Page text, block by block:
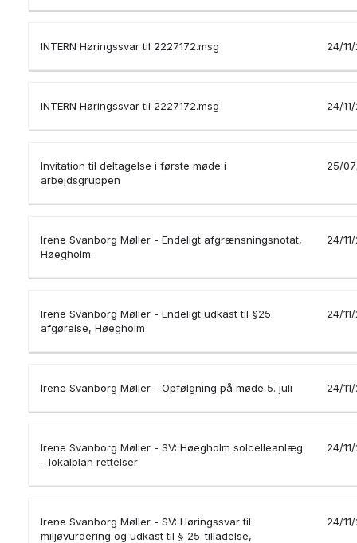
INTERN Høringssvar til 2227172.msg 24/
INTERN Høringssvar til 2227172.msg 24/
Invitation til deltagelse i første møde i
arbejdsgruppen
25/
Irene Svanborg Møller - Endeligt afgrænsningsnotat,
Høegholm
24/
Irene Svanborg Møller - Endeligt udkast til §25
afgørelse, Høegholm
24/
Irene Svanborg Møller - Opfølgning på møde 5. juli 24/
Irene Svanborg Møller - SV: Høegholm solcelleanlæg
- lokalplan rettelser
24/
Irene Svanborg Møller - SV: Høringssvar til
miljøvurdering og udkast til § 25-tilladelse,
24/